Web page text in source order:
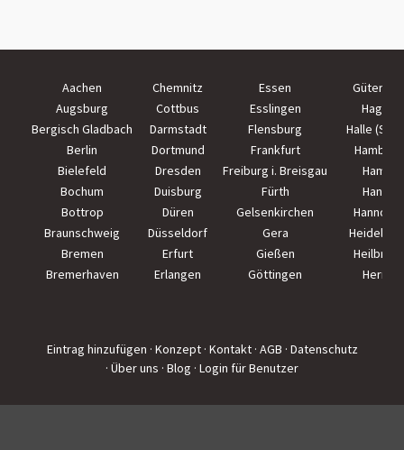
Aachen Chemnitz Essen
Augsburg
Cottbus Esslingen
Hagen
Bergisch Gladbach
Darmstadt Flensburg
Halle
Berlin
Dortmund Frankfurt
Hamburg
Bielefeld
Dresden Freiburg i. Breisgau
Hamm
Bochum
Duisburg Fürth
Hanau
Bottrop
Düren Gelsenkirchen
Hannover
Braunschweig
Düsseldorf Gera
Bremen
Erfurt Gießen
Heilbronn
Bremerhaven
Erlangen Göttingen Herne
Eintrag hinzufügen · Konzept · Kontakt · AGB · Datenschutz
· Über uns · Blog · Login für Benutzer